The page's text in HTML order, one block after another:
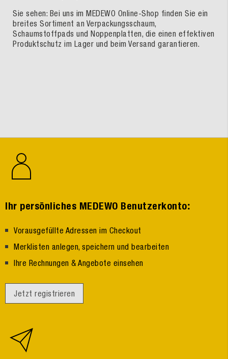
Sie sehen: Bei uns im MEDEWO Online-Shop finden Sie ein
breites Sortiment an Verpackungsschaum,
Schaumstoffpads und Noppenplatten, die einen effektiven
Produktschutz im Lager und beim Versand garantieren.
Ihr persönliches MEDEWO Benutzerkonto:
Vorausgefüllte Adressen im Checkout
Merklisten anlegen, speichern und bearbeiten
Ihre Rechnungen & Angebote einsehen
Jetzt registrieren